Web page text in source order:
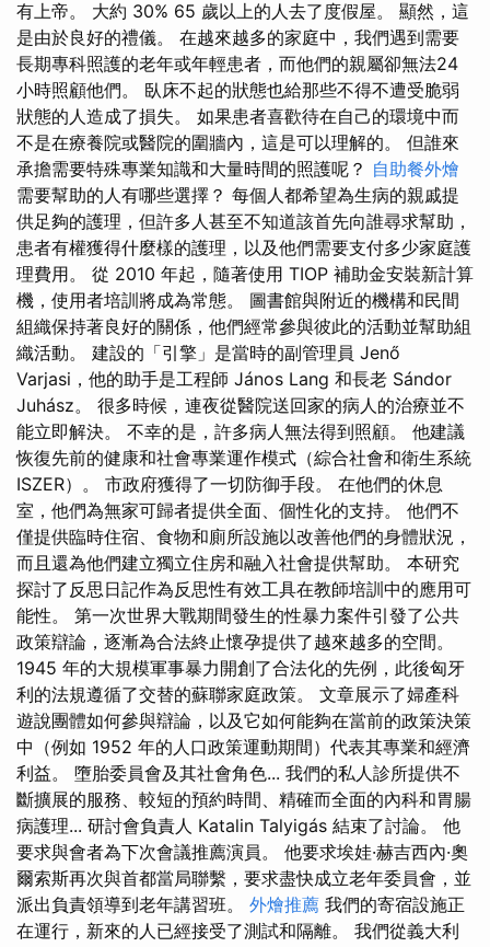
有上帝。 大約 30% 65 歲以上的人去了度假屋。 顯然，這
是由於良好的禮儀。 在越來越多的家庭中，我們遇到需要
長期專科照護的老年或年輕患者，而他們的親屬卻無法24
小時照顧他們。 臥床不起的狀態也給那些不得不遭受脆弱
狀態的人造成了損失。 如果患者喜歡待在自己的環境中而
不是在療養院或醫院的圍牆內，這是可以理解的。 但誰來
承擔需要特殊專業知識和大量時間的照護呢？ 自助餐外燴
需要幫助的人有哪些選擇？ 每個人都希望為生病的親戚提
供足夠的護理，但許多人甚至不知道該首先向誰尋求幫助，
患者有權獲得什麼樣的護理，以及他們需要支付多少家庭護
理費用。 從 2010 年起，隨著使用 TIOP 補助金安裝新計算
機，使用者培訓將成為常態。 圖書館與附近的機構和民間
組織保持著良好的關係，他們經常參與彼此的活動並幫助組
織活動。 建設的「引擎」是當時的副管理員 Jenő
Varjasi，他的助手是工程師 János Lang 和長老 Sándor
Juhász。 很多時候，連夜從醫院送回家的病人的治療並不
能立即解決。 不幸的是，許多病人無法得到照顧。 他建議
恢復先前的健康和社會專業運作模式（綜合社會和衛生系統
ISZER）。 市政府獲得了一切防御手段。 在他們的休息
室，他們為無家可歸者提供全面、個性化的支持。 他們不
僅提供臨時住宿、食物和廁所設施以改善他們的身體狀況，
而且還為他們建立獨立住房和融入社會提供幫助。 本研究
探討了反思日記作為反思性有效工具在教師培訓中的應用可
能性。 第一次世界大戰期間發生的性暴力案件引發了公共
政策辯論，逐漸為合法終止懷孕提供了越來越多的空間。
1945 年的大規模軍事暴力開創了合法化的先例，此後匈牙
利的法規遵循了交替的蘇聯家庭政策。 文章展示了婦產科
遊說團體如何參與辯論，以及它如何能夠在當前的政策決策
中（例如 1952 年的人口政策運動期間）代表其專業和經濟
利益。 墮胎委員會及其社會角色... 我們的私人診所提供不
斷擴展的服務、較短的預約時間、精確而全面的內科和胃腸
病護理... 研討會負責人 Katalin Talyigás 結束了討論。 他
要求與會者為下次會議推薦演員。 他要求埃娃·赫吉西內·奧
爾索斯再次與首都當局聯繫，要求盡快成立老年委員會，並
派出負責領導到老年講習班。 外燴推薦 我們的寄宿設施正
在運行，新來的人已經接受了測試和隔離。 我們從義大利